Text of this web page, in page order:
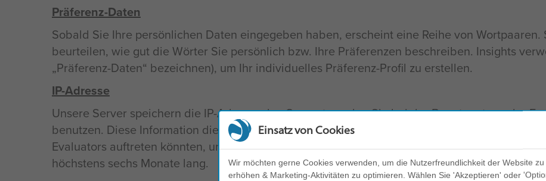
Präferenz-Daten
Sobald Sie Ihre persönlichen Daten eingegeben haben, erscheint eine Reihe von
beurteilen, wie gut die Wörter Sie persönlich bzw. Ihre Präferenzen beschreiben. Insights
Präferenz-Daten“ bezeichnen), um Ihr individuelles Präferenz-Profil zu erstellen.
IP-Adresse
Unsere Server speichern die IP-Adresse des Computers, den Sie bei der Beantwortung der
benutzen. Diese Information dient lediglich dazu, technische Probleme zu beheben, die bei
Evaluators auftreten könnten, und die Sicherheit und Funktionalität der Website zu
höchstens sechs Monate lang.
Einsatz von Cookies
Wir möchten gerne Cookies verwenden, um die Nutzerfreundlichkeit der Website zu
erhöhen & Marketing-Aktivitäten zu optimieren. Wählen Sie 'Akzeptieren' oder